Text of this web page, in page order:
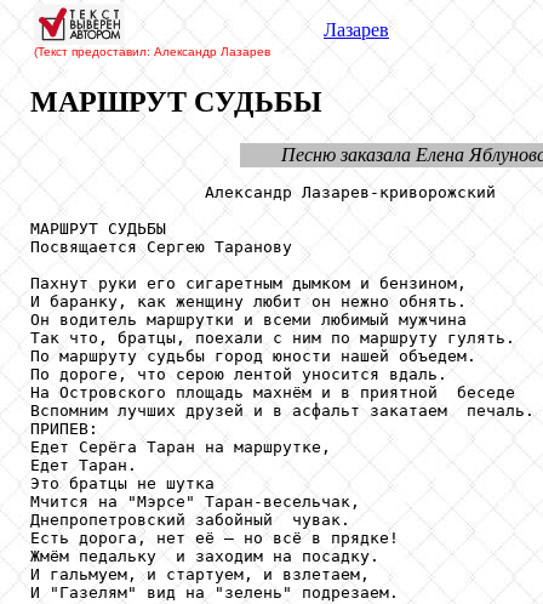
(Текст предоставил: Александр Лазарев
Лазарев
МАРШРУТ СУДЬБЫ
Песню заказала Елена
                  Александр Лазарев-криворожский
МАРШРУТ СУДЬБЫ
Посвящается Сергею Таранову
Пахнут руки его сигаретным дымком и бензином,
И баранку, как женщину любит он нежно обнять.
Он водитель маршрутки и всеми любимый мужчина
Так что, братцы, поехали с ним по маршруту гулять.
По маршруту судьбы город юности нашей объедем.
По дороге, что серою лентой уносится вдаль.
На Островского площадь махнём и в приятной  беседе
Вспомним лучших друзей и в асфальт закатаем  печаль.
ПРИПЕВ:
Едет Серёга Таран на маршрутке,
Едет Таран.
Это братцы не шутка
Мчится на "Мэрсе" Таран-весельчак,
Днепропетровский забойный  чувак.
Есть дорога, нет её – но всё в прядке!
Жмём педальку  и заходим на посадку.
И гальмуем, и стартуем, и взлетаем,
И "Газелям" вид на "зелень" подрезаем.